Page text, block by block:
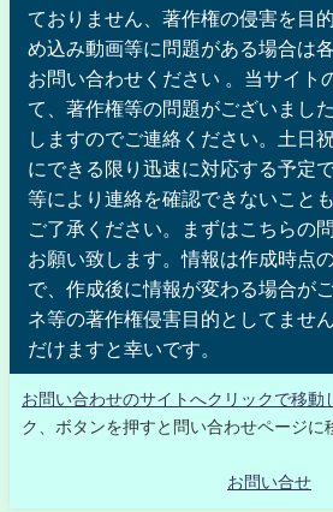
ておりません、著作権の侵害を目
め込み動画等に問題がある場合は
お問い合わせください 。当サイト
て、著作権等の問題がございまし
しますのでご連絡ください。土日
にできる限り迅速に対応する予定
等により連絡を確認できないこと
ご了承ください。まずはこちらの
お願い致します。情報は作成時点
で、作成後に情報が変わる場合が
ネ等の著作権侵害目的としてませ
だけますと幸いです。
お問い合わせのサイトへクリックで移動
ク、ボタンを押すと問い合わせページに
お問い合せ